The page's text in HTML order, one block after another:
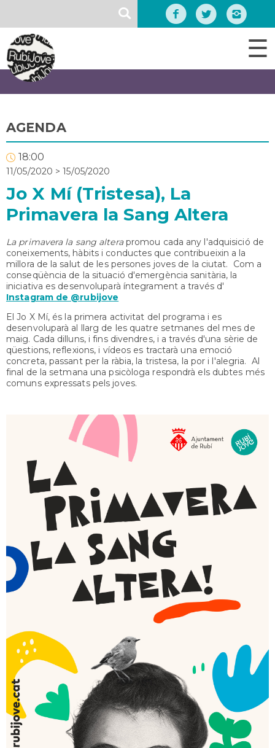
contingut
☰
AGENDA
18:00
11/05/2020 >15/05/2020
Jo X Mí (Tristesa), La
Primavera la Sang Altera
La primavera la sang alterapromou cada any l'adquisició de
coneixements, hàbits i conductes que contribueixin a la
millora de la salut de les persones joves de la ciutat. Com a
conseqüència de la situació d'emergència sanitària, la
iniciativa es desenvoluparà íntegrament a través d'
Instagram de @rubijove
El Jo X Mí, és la primera activitat del programa i es
desenvoluparà al llarg de les quatre setmanes del mes de
maig. Cada dilluns, i fins divendres, i a través d'una sèrie de
qüestions, reflexions, i vídeos es tractarà una emoció
concreta, passant per la ràbia, la tristesa, la por i l'alegria. Al
final de la setmana una psicòloga respondrà els dubtes més
comuns expressats pels joves.